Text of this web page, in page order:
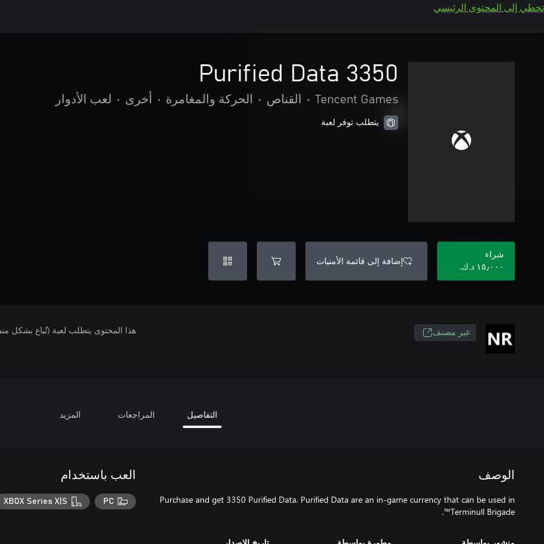
تخطي إلى المحتوى الرئيسي
3350 Purified Data
Tencent Games
• القناص • الحركة والمغامرة • أخرى • لعب الأدوار
يتطلب توفر لعبة
شراء
١٥٫٠٠٠ د.ك.‏
إضافة إلى قائمة الأمنيات
غير مصنف هذا المحتوى يتطلب لعبة (تُباع بشكل
التفاصيل المراجعات المزيد
الوصف
Purchase and get 3350 Purified Data. Purified Data are an in-game currency that can be used in
Terminull Brigade™.
العب باستخدام
PC
XBOX Series X|S